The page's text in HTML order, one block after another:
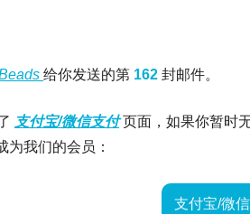
给你发送的第 162 封邮件。
支付宝/微信支付 页面，如果你暂时
为我们的会员：
支付宝/微